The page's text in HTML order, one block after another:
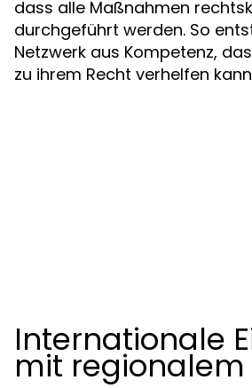
dass alle Maßnahmen
durchgeführt werden. So
Netzwerk aus Kompetenz,
zu ihrem Recht verhelfen
Internationale
mit regionalem